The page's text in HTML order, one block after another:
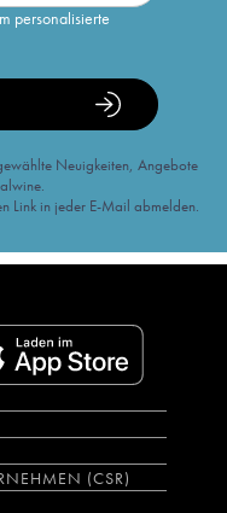
personalisierte
Neuigkeiten, Angebote
Link in jeder E-Mail abmelden.
(CSR)